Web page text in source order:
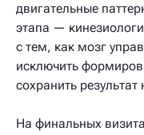
двигательные
этапа —
с тем, как мозг
исключить
сохранить результат
На финальных